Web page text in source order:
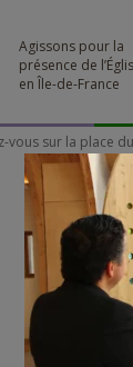
Agissons pour la
présence de
en Île-de-France
vous sur la place